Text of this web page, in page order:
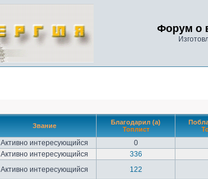
Форум о
Звание
Благодарил (а)
Топлист
Активно интересующийся 0
Активно интересующийся 336
Активно интересующийся 122